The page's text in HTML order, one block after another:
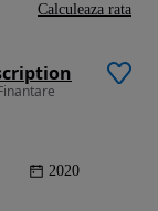
2020
Calculeaza rata